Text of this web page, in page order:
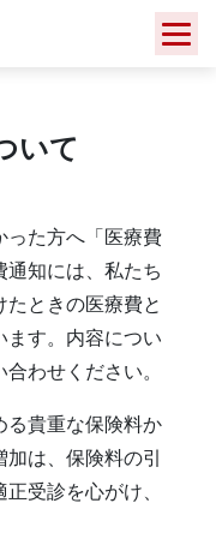
いて
った方へ「医療費
知には、私たち
ときの医療費と
す。内容につい
わせください。
る貴重な保険料か
は、保険料の引
受診を心がけ、